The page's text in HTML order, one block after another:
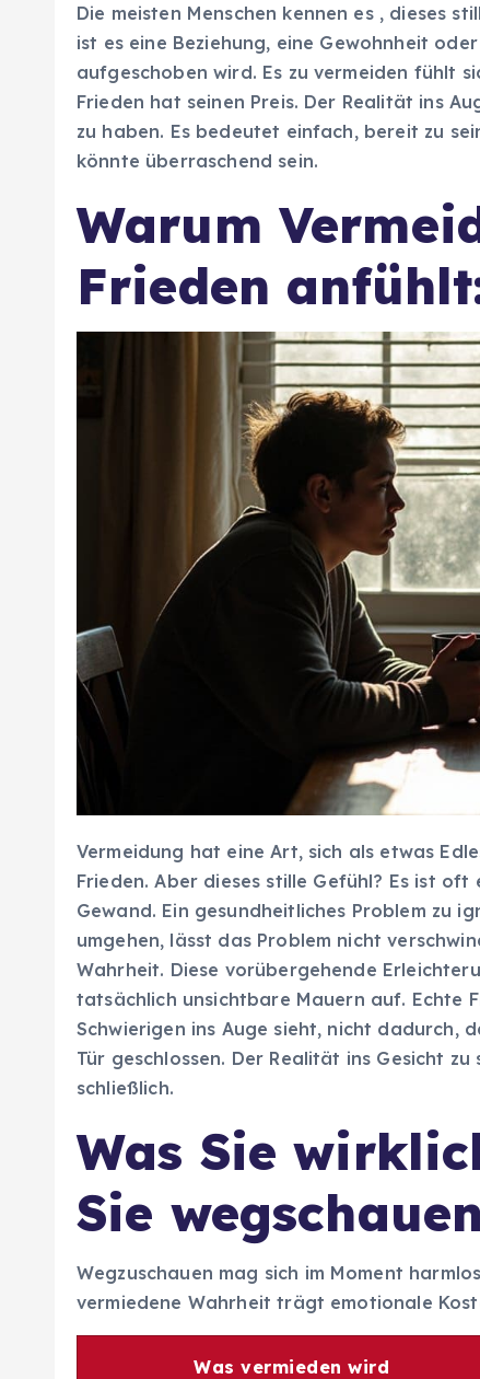
Die meisten Menschen kennen es , dieses
ist es eine Beziehung, eine Gewohnheit
aufgeschoben wird. Es zu vermeiden fühlt
Frieden hat seinen Preis. Der Realität ins
zu haben. Es bedeutet einfach, bereit zu
könnte überraschend sein.
Warum
Frieden
Vermeidung hat eine Art, sich als etwas
Frieden. Aber dieses stille Gefühl? Es ist
Gewand. Ein gesundheitliches Problem zu
umgehen, lässt das Problem nicht
Wahrheit. Diese vorübergehende
tatsächlich unsichtbare Mauern auf. Echte
Schwierigen ins Auge sieht, nicht dadurch,
Tür geschlossen. Der Realität ins Gesicht
schließlich.
Was Sie
Sie wegschauen
Wegzuschauen mag sich im Moment
vermiedene Wahrheit trägt emotionale
Was vermieden wird